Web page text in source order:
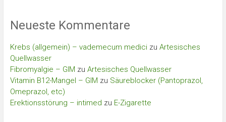
Neueste Kommentare
Krebs (allgemein) – vademecum medicizu Artesisches
Quellwasser
Fibromyalgie – GIM zu Artesisches Quellwasser
Vitamin B12-Mangel – GIM zu Säureblocker (Pantoprazol,
Omeprazol, etc)
Erektionsstörung – intimed zu E-Zigarette